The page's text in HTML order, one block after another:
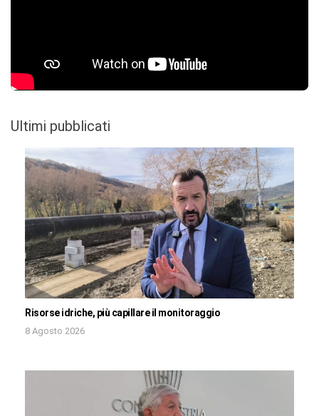
Ultimi pubblicati
Risorse idriche, più capillare il monitoraggio
8 Agosto 2026